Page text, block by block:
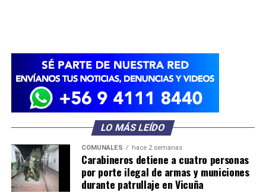
LO MÁS LEÍDO
COMUNALES hace 2 semanas
Carabineros detiene a cuatro personas
por porte ilegal de armas y municiones
durante patrullaje en Vicuña